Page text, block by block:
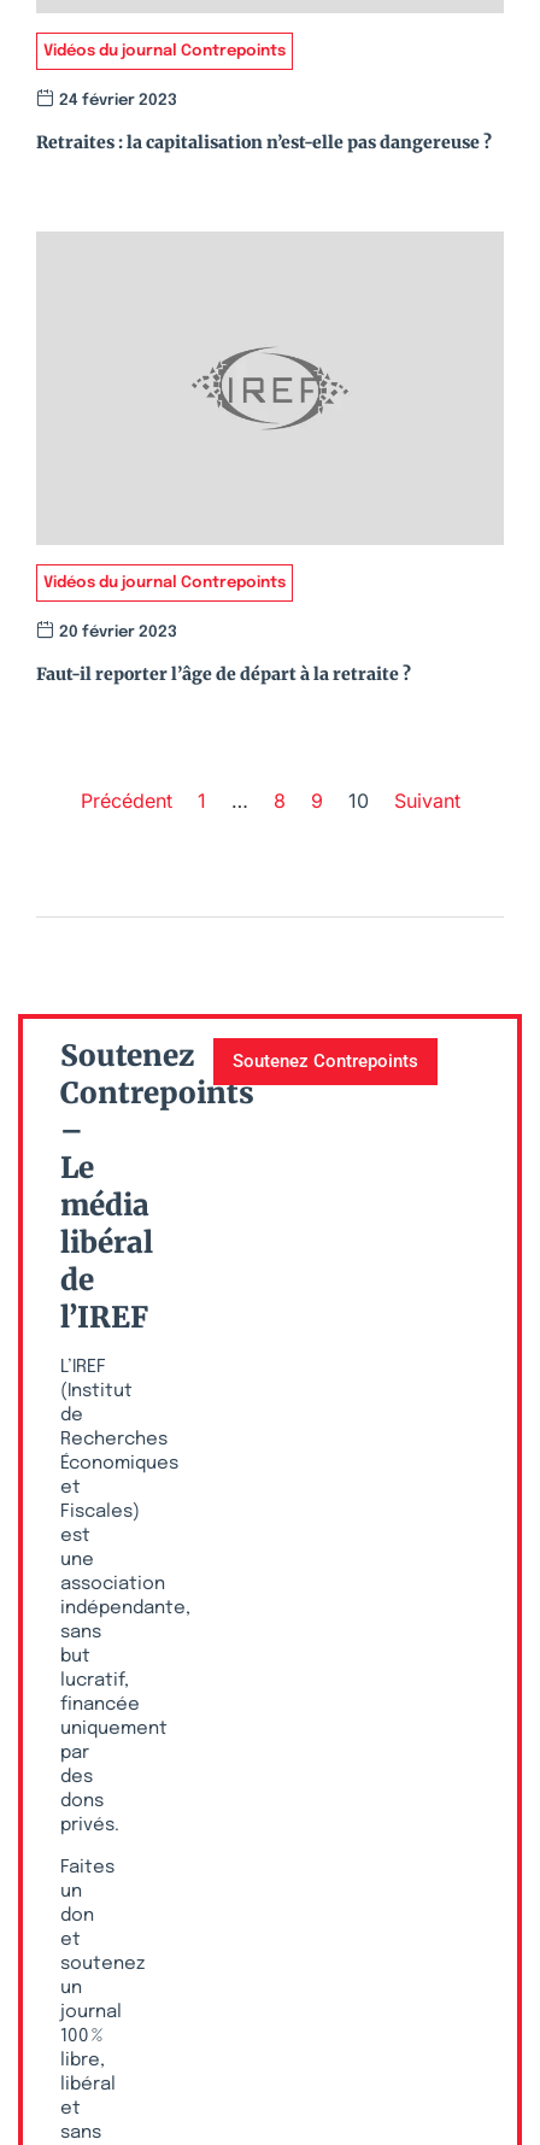
Vidéos du journal Contrepoints
24 février 2023
Retraites : la capitalisation n’est-elle pas dangereuse ?
Vidéos du journal Contrepoints
20 février 2023
Faut-il reporter l’âge de départ à la retraite ?
Précédent 1 … 8 9 10 Suivant
Soutenez
Contrepoints
–
Le
média
libéral
de
l’IREF
L’IREF
(Institut
de
Recherches
Économiques
et
Fiscales)
est
une
association
indépendante,
sans
but
lucratif,
financée
uniquement
par
des
dons
privés.
Faites
un
don
et
soutenez
un
journal
100 %
libre,
libéral
et
sans
Soutenez Contrepoints